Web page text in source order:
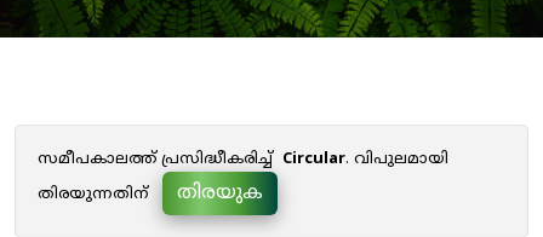
സമീപകാലത്ത് പ്രസിദ്ധീകരിച്ച് Circular. വിപുലമായി
തിരയുന്നതിന്
തിരയുക